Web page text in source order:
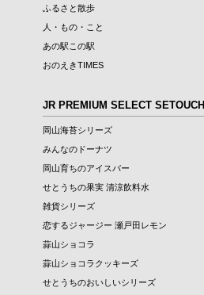
ふるさと散歩
人・もの・こと
あの駅この駅
おのえきTIMES
JR PREMIUM SELECT SETOUCHI
岡山海苔シリーズ
みんなのドーナツ
岡山育ちのアイスバー
せとうちの果実 清涼飲料水
雑貨シリーズ
恋するジャージー 瀬戸田レモン
蒜山ショコラ
蒜山ショコラクッキーズ
せとうちのおいしいシリーズ